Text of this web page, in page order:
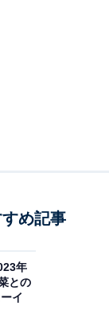
め記事
年
との
イ